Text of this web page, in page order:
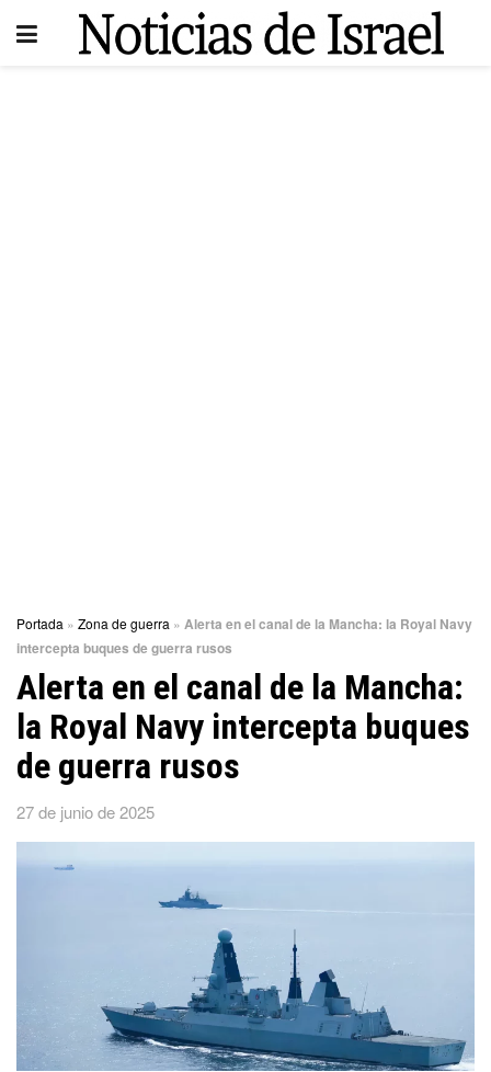
Portada » Zona de guerra » Alerta en el canal de la Mancha: la Royal Navy
intercepta buques de guerra rusos
Alerta en el canal de la Mancha:
la Royal Navy intercepta buques
de guerra rusos
27 de junio de 2025